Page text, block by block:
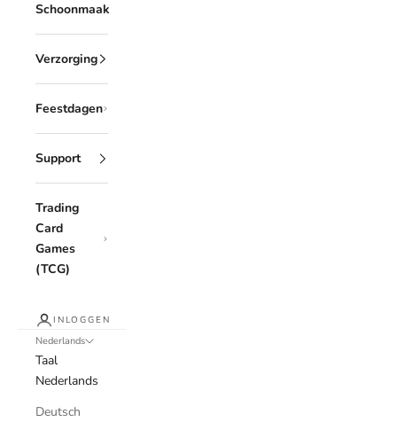
Schoonmaak
Verzorging
Feestdagen
Support
Trading
Card
Games
(TCG)
INLOGGEN
Nederlands
Taal
Nederlands
Deutsch